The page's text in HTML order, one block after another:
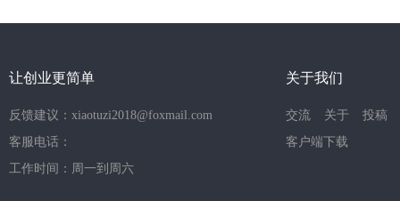
让创业更简单
反馈建议：xiaotuzi2018@foxmail.com
客服电话：
工作时间：周一到周六
关于我们
交流 关于
投稿
客户端下载